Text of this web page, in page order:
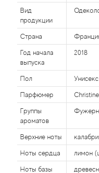
Вид
продукции
Страна
Год начала
выпуска
2018
Пол Унисекс
Парфюмер
Группы
ароматов
Верхние ноты
Ноты сердца лимон
Ноты базы
Al Jazeera
Alaia Paris
Alexander McQueen
Alexandre Barthet
Alexandre J
Alfred Dunhill
Alyson Oldoini